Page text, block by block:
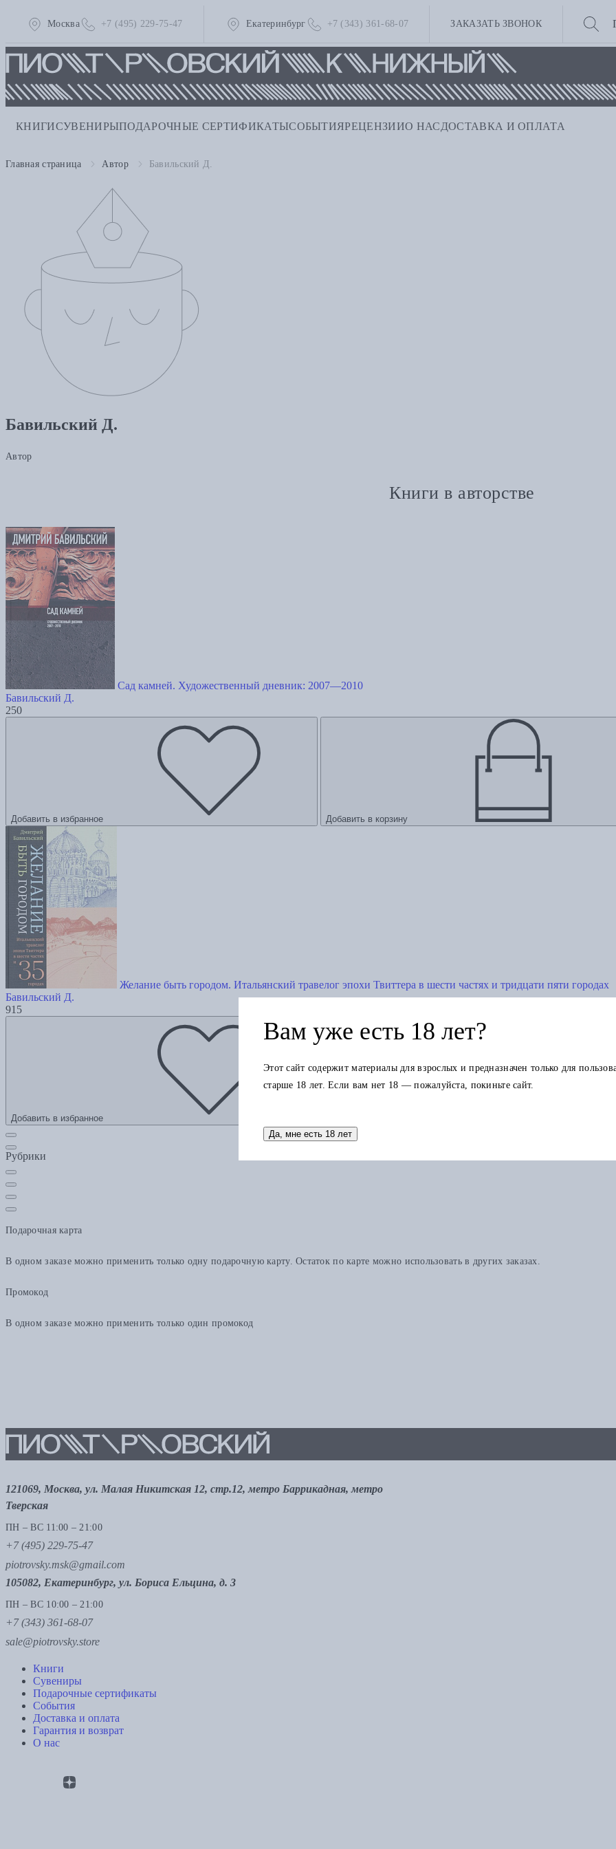
Москва +7 (495) 229-75-47 Екатеринбург +7 (343) 361-68-07 ЗАКАЗАТЬ ЗВОНОК
КНИГИСУВЕНИРЫПОДАРОЧНЫЕ СЕРТИФИКАТЫСОБЫТИЯРЕЦЕНЗИИО НАС ДОСТАВКА И ОПЛАТА
Главная страница Автор Бавильский Д.
Бавильский Д.
Автор
Книги в авторстве
Сад камней. Художественный дневник: 2007—2010
Бавильский Д.
250
Добавить в избранное Добавить в корзину
Желание быть городом. Итальянский травелог эпохи Твиттера в шести частях и тридцати пяти городах
Бавильский Д.
915
Добавить в избранное
Рубрики
Подарочная карта
В одном заказе можно применить только одну подарочную карту. Остаток по карте можно использовать в других заказах.
Промокод
В одном заказе можно применить только один промокод
121069, Москва, ул. Малая Никитская 12, стр.12, метро Баррикадная, метро
Тверская
ПН – ВС 11:00 – 21:00
+7 (495) 229-75-47
piotrovsky.msk@gmail.com
105082, Екатеринбург, ул. Бориса Ельцина, д. 3
ПН – ВС 10:00 – 21:00
+7 (343) 361-68-07
sale@piotrovsky.store
Книги
Сувениры
Подарочные сертификаты
События
Доставка и оплата
Гарантия и возврат
О нас
Вам уже есть 18 лет?
Этот сайт содержит материалы для взрослых и предназначен только для
старше 18 лет. Если вам нет 18 — пожалуйста, покиньте сайт.
Да, мне есть 18 лет